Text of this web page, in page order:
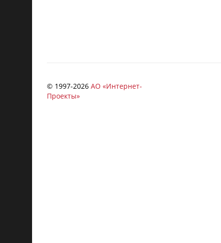
© 1997-2026 АО «Интернет-
Проекты»